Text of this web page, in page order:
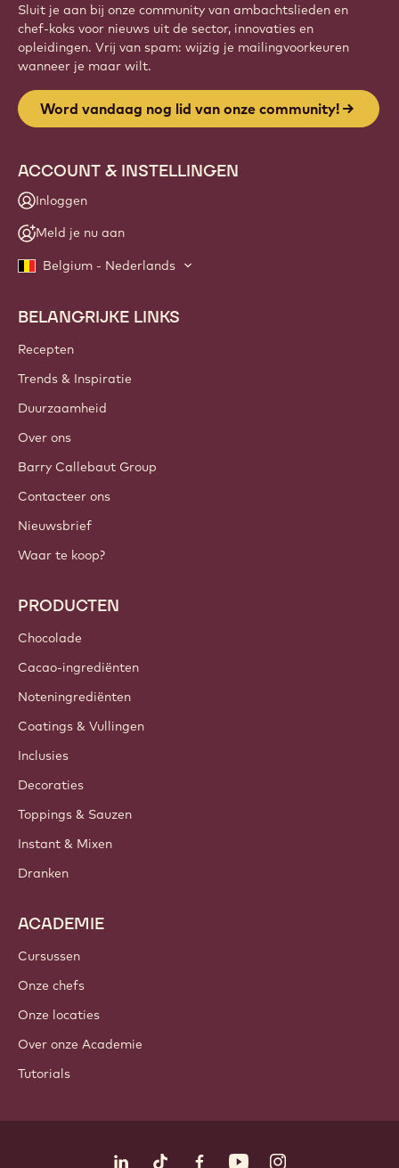
Sluit je aan bij onze community van ambachtslieden en
chef-koks voor nieuws uit de sector, innovaties en
opleidingen. Vrij van spam: wijzig je mailingvoorkeuren
wanneer je maar wilt.
Word vandaag nog lid van onze community!
ACCOUNT & INSTELLINGEN
Inloggen
Meld je nu aan
Belgium - Nederlands
Footer
Callebaut
BELANGRIJKE LINKS
Recepten
Trends & Inspiratie
Duurzaamheid
Over ons
Barry Callebaut Group
Contacteer ons
Nieuwsbrief
Waar te koop?
PRODUCTEN
Chocolade
Cacao-ingrediënten
Noteningrediënten
Coatings & Vullingen
Inclusies
Decoraties
Toppings & Sauzen
Instant & Mixen
Dranken
ACADEMIE
Cursussen
Onze chefs
Onze locaties
Over onze Academie
Tutorials